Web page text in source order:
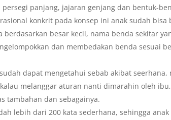
panjang, jajaran genjang dan bentuk-
konkrit pada konsep ini anak sudah
besar kecil, nama benda sekitar
dan membedakan benda sesuai
dapat mengetahui sebab akibat seerhana,
melanggar aturan nanti dimarahin oleh
tambahan dan sebagainya.
lebih dari 200 kata sederhana, sehingga